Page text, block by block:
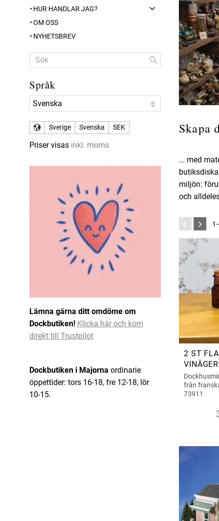
Skapa
... med
miljön:
och
2 ST
från
73911
HUR HANDLAR JAG?
OM OSS
NYHETSBREV
Språk
Sverige Svenska SEK
Priser visas inkl. moms
Lämna gärna ditt omdöme om
Dockbutiken! Klicka här och kom
direkt till Trustpilot
Dockbutiken i Majorna ordinarie
öppettider: tors 16-18, fre 12-18, lör
10-15.